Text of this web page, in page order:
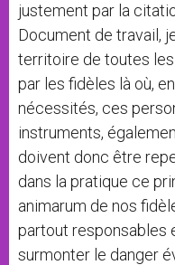
justement par la
Document de travail,
territoire de toutes
par les fidèles là où,
nécessités, ces
instruments,
doivent donc être
dans la pratique ce
animarum de nos
partout responsables
surmonter le danger